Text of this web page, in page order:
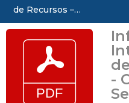
de Recursos –…
-